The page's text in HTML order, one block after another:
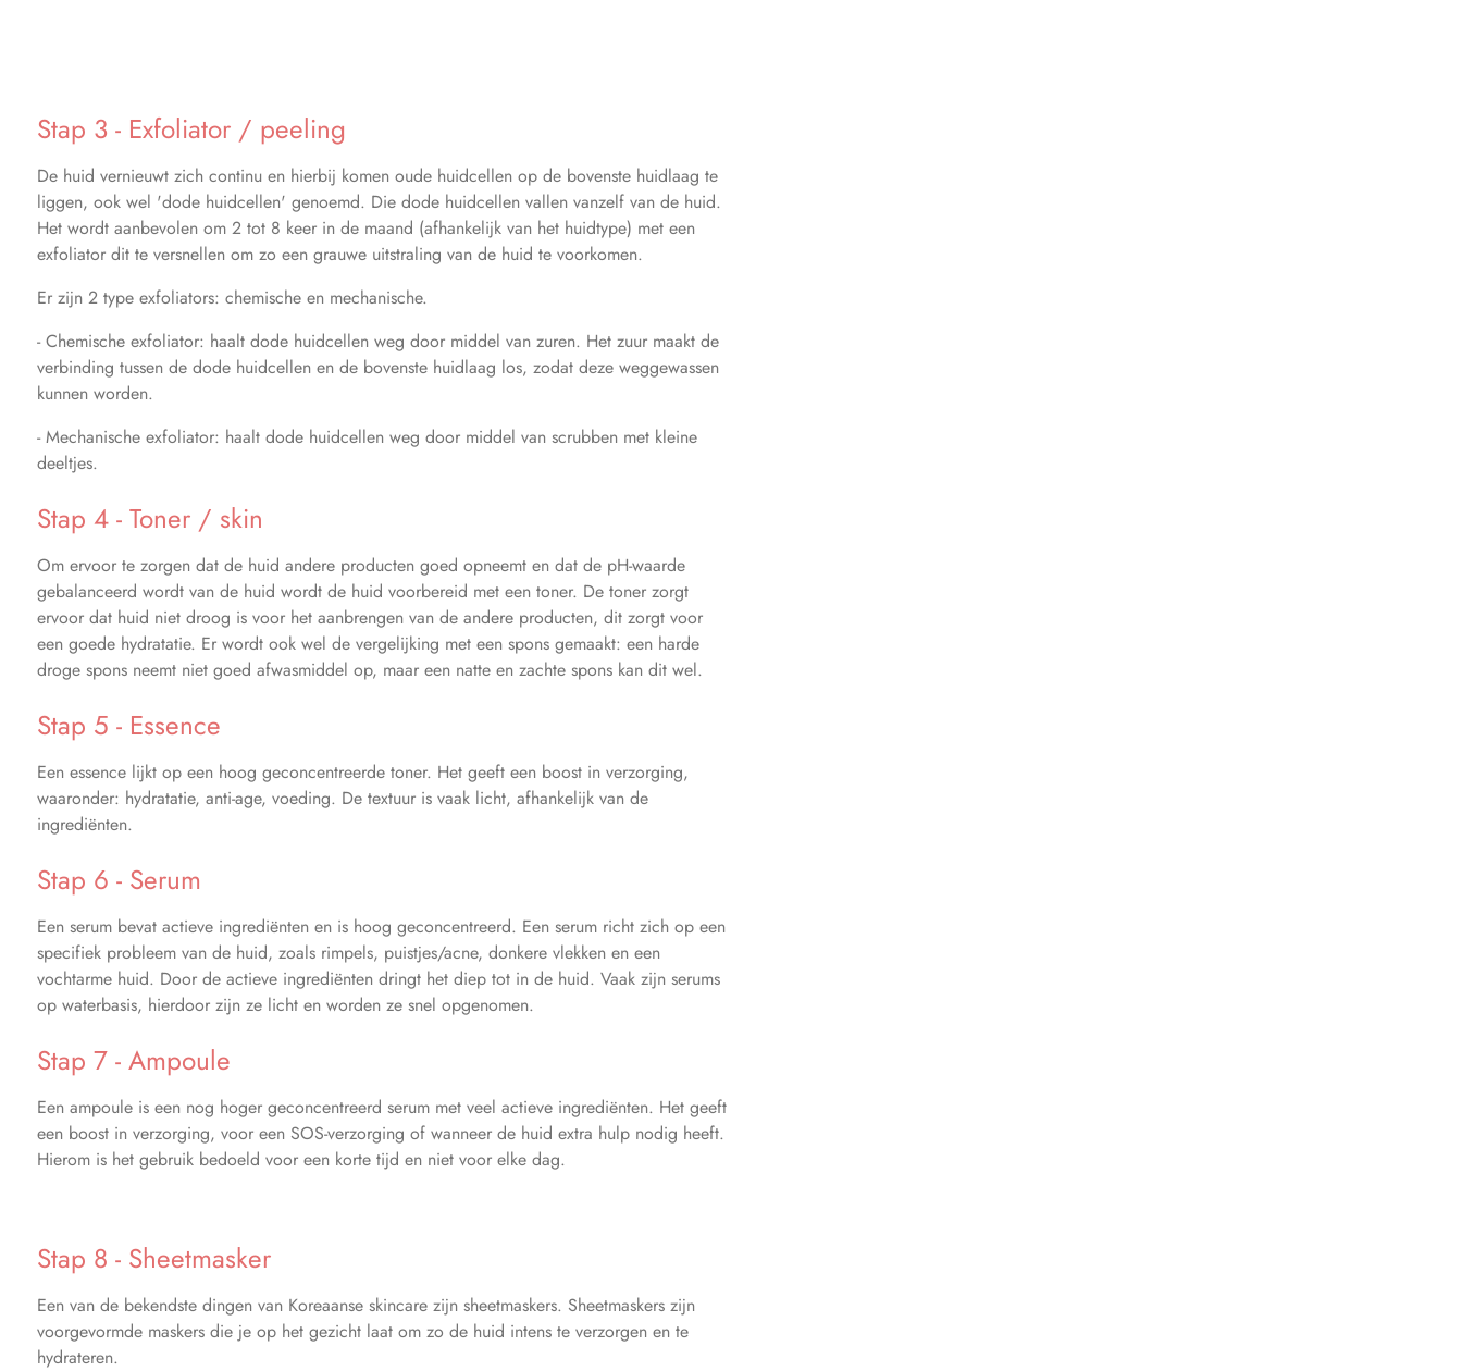
Stap 3 - Exfoliator / peeling
De huid vernieuwt zich continu en hierbij komen oude huidcellen op de bovenste huidlaag te
liggen, ook wel 'dode huidcellen' genoemd. Die dode huidcellen vallen vanzelf van de huid.
Het wordt aanbevolen om 2 tot 8 keer in de maand (afhankelijk van het huidtype) met een
exfoliator dit te versnellen om zo een grauwe uitstraling van de huid te voorkomen.
Er zijn 2 type exfoliators: chemische en mechanische.
- Chemische exfoliator: haalt dode huidcellen weg door middel van zuren. Het zuur maakt de
verbinding tussen de dode huidcellen en de bovenste huidlaag los, zodat deze weggewassen
kunnen worden.
- Mechanische exfoliator: haalt dode huidcellen weg door middel van scrubben met kleine
deeltjes.
Stap 4 - Toner / skin
Om ervoor te zorgen dat de huid andere producten goed opneemt en dat de pH-waarde
gebalanceerd wordt van de huid wordt de huid voorbereid met een toner. De toner zorgt
ervoor dat huid niet droog is voor het aanbrengen van de andere producten, dit zorgt voor
een goede hydratatie. Er wordt ook wel de vergelijking met een spons gemaakt: een harde
droge spons neemt niet goed afwasmiddel op, maar een natte en zachte spons kan dit wel.
Stap 5 - Essence
Een essence lijkt op een hoog geconcentreerde toner. Het geeft een boost in verzorging,
waaronder: hydratatie, anti-age, voeding. De textuur is vaak licht, afhankelijk van de
ingrediënten.
Stap 6 - Serum
Een serum bevat actieve ingrediënten en is hoog geconcentreerd. Een serum richt zich op een
specifiek probleem van de huid, zoals rimpels, puistjes/acne, donkere vlekken en een
vochtarme huid. Door de actieve ingrediënten dringt het diep tot in de huid. Vaak zijn serums
op waterbasis, hierdoor zijn ze licht en worden ze snel opgenomen.
Stap 7 - Ampoule
Een ampoule is een nog hoger geconcentreerd serum met veel actieve ingrediënten. Het geeft
een boost in verzorging, voor een SOS-verzorging of wanneer de huid extra hulp nodig heeft.
Hierom is het gebruik bedoeld voor een korte tijd en niet voor elke dag.
Stap 8 - Sheetmasker
Een van de bekendste dingen van Koreaanse skincare zijn sheetmaskers. Sheetmaskers zijn
voorgevormde maskers die je op het gezicht laat om zo de huid intens te verzorgen en te
hydrateren.